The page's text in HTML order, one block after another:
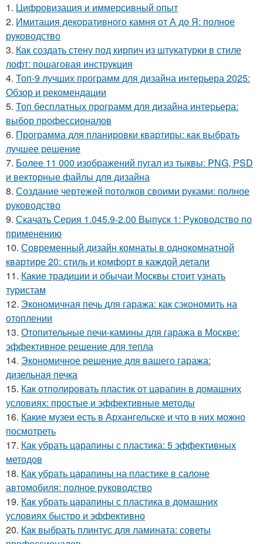
1. Цифровизация и иммерсивный опыт
2. Имитация декоративного камня от А до Я: полное
руководство
3. Как создать стену под кирпич из штукатурки в стиле
лофт: пошаговая инструкция
4. Топ-9 лучших программ для дизайна интерьера 2025:
Обзор и рекомендации
5. Топ бесплатных программ для дизайна интерьера:
выбор профессионалов
6. Программа для планировки квартиры: как выбрать
лучшее решение
7. Более 11 000 изображений пугал из тыквы: PNG, PSD
и векторные файлы для дизайна
8. Создание чертежей потолков своими руками: полное
руководство
9. Скачать Серия 1.045.9-2.00 Выпуск 1: Руководство по
применению
10. Современный дизайн комнаты в однокомнатной
квартире 20: стиль и комфорт в каждой детали
11. Какие традиции и обычаи Москвы стоит узнать
туристам
12. Экономичная печь для гаража: как сэкономить на
отоплении
13. Отопительные печи-камины для гаража в Москве:
эффективное решение для тепла
14. Экономичное решение для вашего гаража:
дизельная печка
15. Как отполировать пластик от царапин в домашних
условиях: простые и эффективные методы
16. Какие музеи есть в Архангельске и что в них можно
посмотреть
17. Как убрать царапины с пластика: 5 эффективных
методов
18. Как убрать царапины на пластике в салоне
автомобиля: полное руководство
19. Как убрать царапины с пластика в домашних
условиях быстро и эффективно
20. Как выбрать плинтус для ламината: советы